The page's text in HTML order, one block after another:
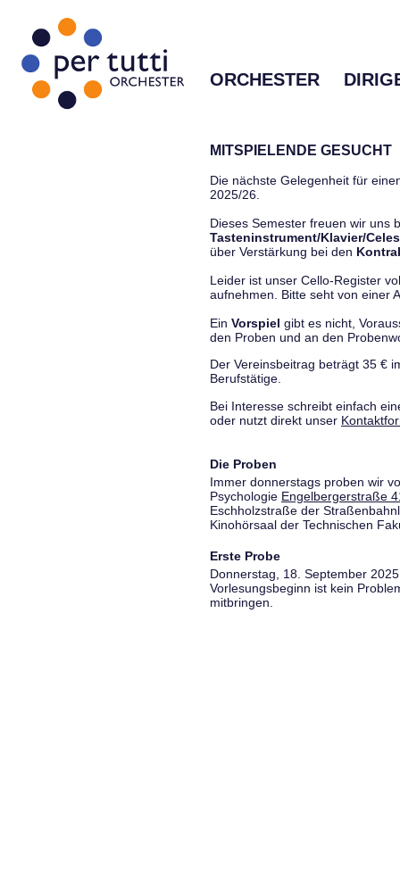
ORCHESTER
MITSPIELENDE GESUCHT
Die nächste Gelegenheit für
2025/26.
Dieses Semester freuen wir uns
Tasteninstrument/Klavier/
über Verstärkung bei den
Leider ist unser Cello-Register
aufnehmen. Bitte seht von einer
Ein Vorspiel gibt es nicht,
den Proben und an den
Der Vereinsbeitrag beträgt 35 €
Berufstätige.
Bei Interesse schreibt einfach
oder nutzt direkt unser
Die Proben
Immer donnerstags proben wir
Psychologie Engelbergerstraße
Eschholzstraße der
Kinohörsaal der Technischen
Erste Probe
Donnerstag, 18. September
Vorlesungsbeginn ist kein
mitbringen.